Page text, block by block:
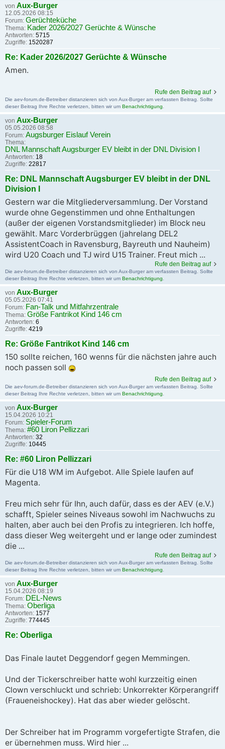
von Aux-Burger
12.05.2026 08:15
Forum: Gerüchteküche
Thema: Kader 2026/2027 Gerüchte & Wünsche
Antworten: 5715
Zugriffe: 1520287
Re: Kader 2026/2027 Gerüchte & Wünsche
Amen.
Rufe den Beitrag auf
Die aev-forum.de-Betreiber distanzieren sich von Aux-Burger am verfassten Beitrag. Sollte
dieser Beitrag Ihre Rechte verletzen, bitten wir um Benachrichtigung.
von Aux-Burger
05.05.2026 08:58
Forum: Augsburger Eislauf Verein
Thema:
DNL Mannschaft Augsburger EV bleibt in der DNL Division I
Antworten: 18
Zugriffe: 22817
Re: DNL Mannschaft Augsburger EV bleibt in der DNL
Division I
Gestern war die Mitgliederversammlung. Der Vorstand
wurde ohne Gegenstimmen und ohne Enthaltungen
(außer der eigenen Vorstandsmitglieder) im Block neu
gewählt. Marc Vorderbrüggen (jahrelang DEL2
AssistentCoach in Ravensburg, Bayreuth und Nauheim)
wird U20 Coach und TJ wird U15 Trainer. Freut mich ...
Rufe den Beitrag auf
Die aev-forum.de-Betreiber distanzieren sich von Aux-Burger am verfassten Beitrag. Sollte
dieser Beitrag Ihre Rechte verletzen, bitten wir um Benachrichtigung
von Aux-Burger
05.05.2026 07:41
Forum: Fan-Talk und Mitfahrzentrale
Thema: Größe Fantrikot Kind 146 cm
Antworten: 6
Zugriffe: 4219
Re: Größe Fantrikot Kind 146 cm
150 sollte reichen, 160 wenns für die nächsten jahre auch
noch passen soll
Rufe den Beitrag auf
Die aev-forum.de-Betreiber distanzieren sich von Aux-Burger am verfassten Beitrag. Sollte
dieser Beitrag Ihre Rechte verletzen, bitten wir um Benachrichtigung
von Aux-Burger
15.04.2026 10:21
Forum: Spieler-Forum
Thema: #60 Liron Pellizzari
Antworten: 32
Zugriffe: 10445
Re: #60 Liron Pellizzari
Für die U18 WM im Aufgebot. Alle Spiele laufen auf
Magenta.
Freu mich sehr für Ihn, auch dafür, dass es der AEV (e.V.)
schafft, Spieler seines Niveaus sowohl im Nachwuchs zu
halten, aber auch bei den Profis zu integrieren. Ich hoffe,
dass dieser Weg weitergeht und er lange oder zumindest
die ...
Rufe den Beitrag auf
Die aev-forum.de-Betreiber distanzieren sich von Aux-Burger am verfassten Beitrag. Sollte
dieser Beitrag Ihre Rechte verletzen, bitten wir um Benachrichtigung
von Aux-Burger
15.04.2026 08:19
Forum: DEL-News
Thema: Oberliga
Antworten: 1577
Zugriffe: 774445
Re: Oberliga
Das Finale lautet Deggendorf gegen Memmingen.
Und der Tickerschreiber hatte wohl kurzzeitig einen
Clown verschluckt und schrieb: Unkorrekter Körperangriff
(Fraueneishockey). Hat das aber wieder gelöscht.
Der Schreiber hat im Programm vorgefertigte Strafen, die
er übernehmen muss. Wird hier ...